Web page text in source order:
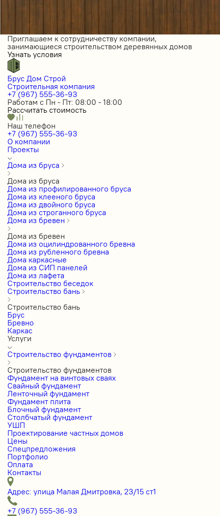
Приглашаем к сотрудничеству компании,
занимающиеся строительством деревянных домов
Узнать условия
Брус Дом Строй
Строительная компания
+7 (967) 555-36-93
Работам с Пн - Пт: 08:00 - 18:00
Рассчитать стоимость
Наш телефон
+7 (967) 555-36-93
О компании
Проекты
Дома из бруса
Дома из бруса
Дома из профилированного бруса
Дома из клееного бруса
Дома из двойного бруса
Дома из строганного бруса
Дома из бревен
Дома из бревен
Дома из оцилиндрованного бревна
Дома из рубленного бревна
Дома каркасные
Дома из СИП панелей
Дома из лафета
Строительство беседок
Строительство бань
Строительство бань
Брус
Бревно
Каркас
Услуги
Строительство фундаментов
Строительство фундаментов
Фундамент на винтовых сваях
Свайный фундамент
Ленточный фундамент
Фундамент плита
Блочный фундамент
Столбчатый фундамент
УШП
Проектирование частных домов
Цены
Спецпредложения
Портфолио
Оплата
Контакты
Адрес: улица Малая Дмитровка, 23/15 ст1
+7 (967) 555-36-93